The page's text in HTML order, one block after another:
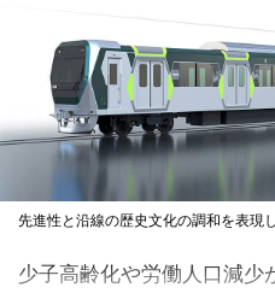
先進性と沿線の歴史文化の調和を表現
少子高齢化や労働人口減少